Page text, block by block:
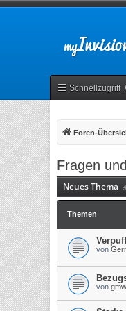
Schnellzugriff
Foren-
Fragen
Neues Thema
Themen
von
von